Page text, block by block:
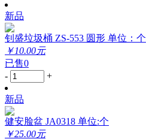
新品
钊盛垃圾桶 ZS-553 圆形 单位：个
￥10.00元
已售0
-
+
新品
健安脸盆 JA0318 单位:个
￥25.00元